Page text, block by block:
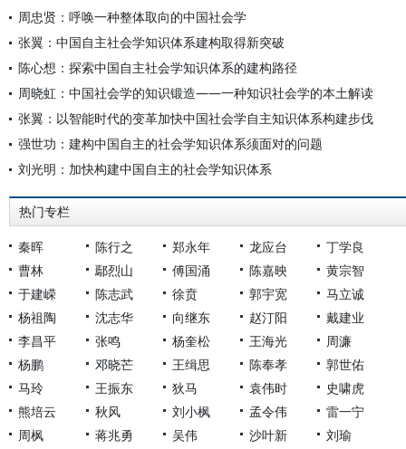
周忠贤：呼唤一种整体取向的中国社会学
张翼：中国自主社会学知识体系建构取得新突破
陈心想：探索中国自主社会学知识体系的建构路径
周晓虹：中国社会学的知识锻造——一种知识社会学的本土解读
张翼：以智能时代的变革加快中国社会学自主知识体系构建步伐
强世功：建构中国自主的社会学知识体系须面对的问题
刘光明：加快构建中国自主的社会学知识体系
热门专栏
秦晖 陈行之 郑永年 龙应台
丁学良
曹林
鄢烈山 傅国涌 陈嘉映
黄宗智
于建嵘
陈志武 徐贲 郭宇宽
马立诚
杨祖陶
沈志华 向继东 赵汀阳
戴建业
李昌平
张鸣 杨奎松 王海光
周濂
杨鹏
邓晓芒 王缉思 陈奉孝
郭世佑
马玲
王振东 狄马 袁伟时
史啸虎
熊培云
秋风 刘小枫 孟令伟
雷一宁
周枫
蒋兆勇 吴伟 沙叶新 刘瑜